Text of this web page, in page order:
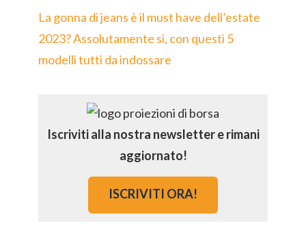
La gonna di jeans è il must have dell’estate
2023? Assolutamente sì, con questi 5
modelli tutti da indossare
Iscriviti alla nostra newsletter e rimani
aggiornato!
ISCRIVITI ORA!